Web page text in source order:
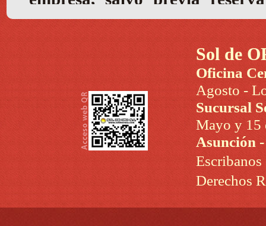
Sol de
Oficina
Agosto -
Sucursal
Mayo y 15
Asunción
Derechos